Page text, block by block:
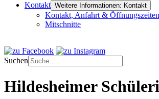
Kontakt Weitere Informationen: Kontakt
Kontakt, Anfahrt & Öffnungszeiten
Mitschnitte
Suchen
Hildesheimer